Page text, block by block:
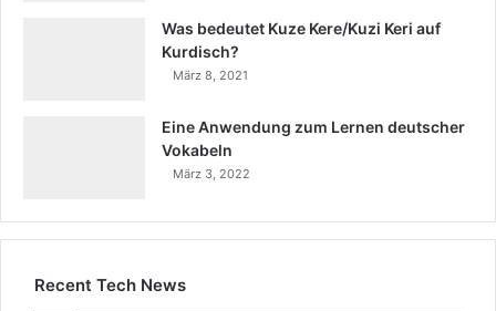
Was bedeutet Kuze Kere/Kuzi Keri auf
Kurdisch?
März 8, 2021
Eine Anwendung zum Lernen deutscher
Vokabeln
März 3, 2022
Recent Tech News